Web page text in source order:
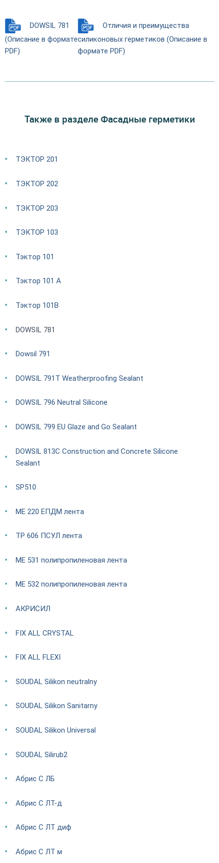
DOWSIL 781
(Описание в формате
PDF)
Отличия и преимущества
силиконовых герметиков (Описание в
формате PDF)
Также в разделе Фасадные герметики
ТЭКТОР 201
ТЭКТОР 202
ТЭКТОР 203
ТЭКТОР 103
Тэктор 101
Тэктор 101 А
Тэктор 101В
DOWSIL 781
Dowsil 791
DOWSIL 791T Weatherproofing Sealant
DOWSIL 796 Neutral Silicone
DOWSIL 799 EU Glaze and Go Sealant
DOWSIL 813C Construction and Concrete Silicone
Sealant
SP510
ME 220 ЕПДМ лента
TP 606 ПСУЛ лента
ME 531 полипропиленовая лента
ME 532 полипропиленовая лента
АКРИСИЛ
FIX ALL CRYSTAL
FIX ALL FLEXI
SOUDAL Silikon neutralny
SOUDAL Silikon Sanitarny
SOUDAL Silikon Universal
SOUDAL Silirub2
Абрис С ЛБ
Абрис С ЛТ-д
Абрис С ЛТ диф
Абрис С ЛТ м